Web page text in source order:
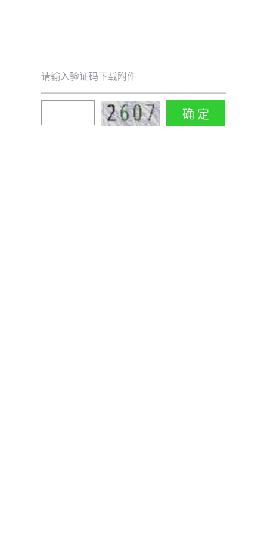
请输入验证码下载附件